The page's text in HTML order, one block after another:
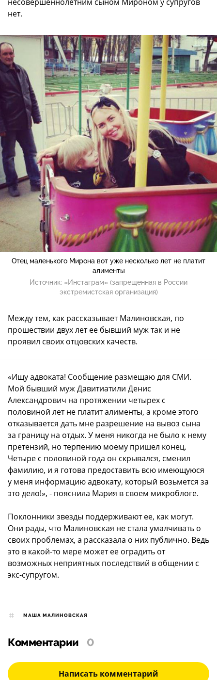
нет.
Отец маленького Мирона вот уже несколько лет не платит
алименты
Источник: «Инстаграм» (запрещенная в России
экстремистская организация)
Между тем, как рассказывает Малиновская, по
прошествии двух лет ее бывший муж так и не
проявил своих отцовских качеств.
«Ищу адвоката! Сообщение размещаю для СМИ.
Мой бывший муж Давитиатили Денис
Александрович на протяжении четырех с
половиной лет не платит алименты, а кроме этого
отказывается дать мне разрешение на вывоз сына
за границу на отдых. У меня никогда не было к нему
претензий, но терпению моему пришел конец.
Четыре с половиной года он скрывался, сменил
фамилию, и я готова предоставить всю имеющуюся
у меня информацию адвокату, который возьмется за
это дело!», - пояснила Мария в своем микроблоге.
Поклонники звезды поддерживают ее, как могут.
Они рады, что Малиновская не стала умалчивать о
своих проблемах, а рассказала о них публично. Ведь
это в какой-то мере может ее оградить от
возможных неприятных последствий в общении с
экс-супругом.
МАША МАЛИНОВСКАЯ
Комментарии 0
Написать комментарий